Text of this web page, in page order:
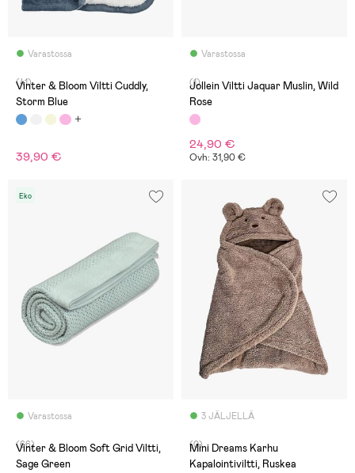
Varastossa
(41)
Vinter & Bloom Viltti Cuddly,
Storm Blue
39,90 €
Varastossa
(1)
Jollein Viltti Jaquar Muslin, Wild
Rose
24,90 €
Ovh: 31,90 €
Eko
Varastossa
(66)
Vinter & Bloom Soft Grid Viltti,
Sage Green
3 JÄLJELLÄ
(0)
Mini Dreams Karhu
Kapalointiviltti, Ruskea